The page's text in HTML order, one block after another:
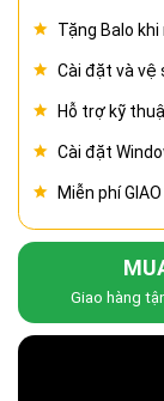
Tặng Balo khi
Cài đặt và vệ
Hỗ trợ kỹ
Cài đặt
Miễn phí
Giao hàng